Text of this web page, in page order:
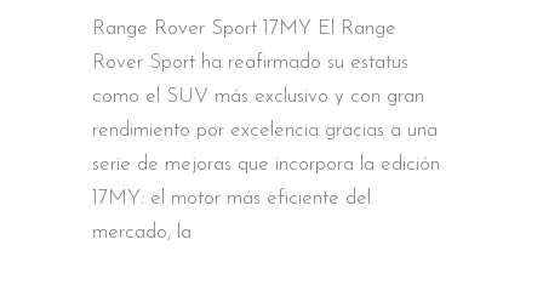
Range Rover Sport 17MY El Range
Rover Sport ha reafirmado su estatus
como el SUV más exclusivo y con gran
rendimiento por excelencia gracias a una
serie de mejoras que incorpora la edición
17MY: el motor más eficiente del
mercado, la